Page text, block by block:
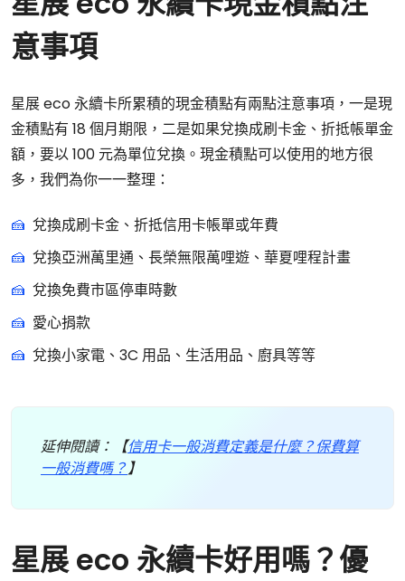
意事項
星展 eco 永續卡所累積的現金積點有兩點注意事項，一是現
金積點有 18 個月期限，二是如果兌換成刷卡金、折抵帳單金
額，要以 100 元為單位兌換。現金積點可以使用的地方很
多，我們為你一一整理：
兌換成刷卡金、折抵信用卡帳單或年費
兌換亞洲萬里通、長榮無限萬哩遊、華夏哩程計畫
兌換免費市區停車時數
愛心捐款
兌換小家電、3C 用品、生活用品、廚具等等
延伸閱讀：【信用卡一般消費定義是什麼？保費算
一般消費嗎？】
星展 eco 永續卡好用嗎？優